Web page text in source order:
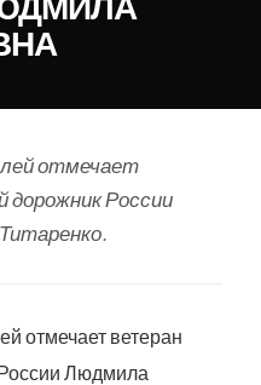
отмечает
дорожник России
отмечает ветеран
Людмила